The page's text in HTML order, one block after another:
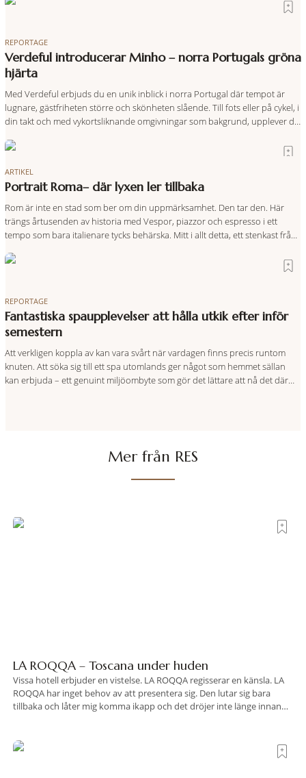
REPORTAGE
Verdeful introducerar Minho – norra Portugals gröna
hjärta
Med Verdeful erbjuds du en unik inblick i norra Portugal där tempot är
lugnare, gästfriheten större och skönheten slående. Till fots eller på cykel, i
din takt och med vykortsliknande omgivningar som bakgrund, upplever du
och sagolika landskap – detta är slow travel när det
ARTIKEL
Portrait Roma– där lyxen ler tillbaka
Rom är inte en stad som ber om din uppmärksamhet. Den tar den. Här
trängs årtusenden av historia med Vespor, piazzor och espresso i ett
tempo som bara italienare tycks behärska. Mitt i allt detta, ett stenkast från
den smått osannolika bedriften att
REPORTAGE
Fantastiska spaupplevelser att hålla utkik efter inför
semestern
Att verkligen koppla av kan vara svårt när vardagen finns precis runtom
knuten. Att söka sig till ett spa utomlands ger något som hemmet sällan
kan erbjuda – ett genuint miljöombyte som gör det lättare att nå det där
Mer från RES
LA ROQQA – Toscana under huden
Vissa hotell erbjuder en vistelse. LA ROQQA regisserar en känsla. LA
ROQQA har inget behov av att presentera sig. Den lutar sig bara
tillbaka och låter mig komma ikapp och det dröjer inte länge innan